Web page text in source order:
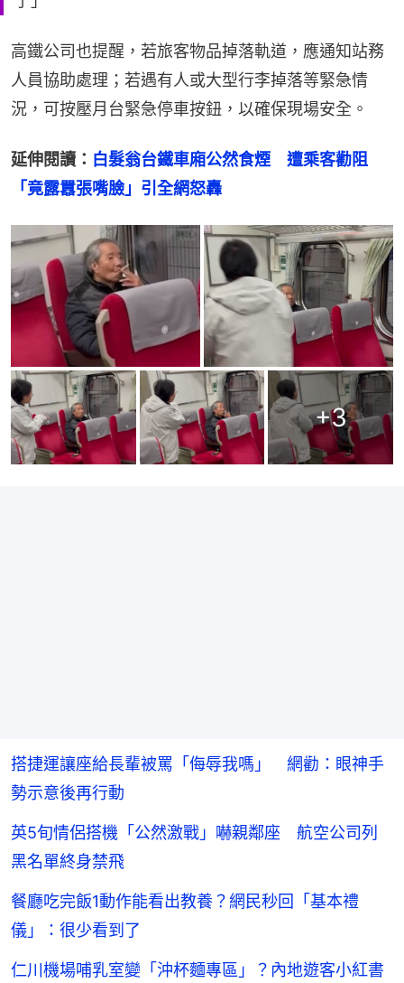
高鐵公司也提醒，若旅客物品掉落軌道，應通知站務
人員協助處理；若遇有人或大型行李掉落等緊急情
況，可按壓月台緊急停車按鈕，以確保現場安全。
延伸閱讀： 白髮翁台鐵車廂公然食煙　遭乘客勸阻
「竟露囂張嘴臉」引全網怒轟
+3
搭捷運讓座給長輩被罵「侮辱我嗎」 網勸：眼神手
勢示意後再行動
英5旬情侶搭機「公然激戰」嚇親鄰座 航空公司列
黑名單終身禁飛
餐廳吃完飯1動作能看出教養？網民秒回「基本禮
儀」：很少看到了
仁川機場哺乳室變「沖杯麵專區」？內地遊客小紅書